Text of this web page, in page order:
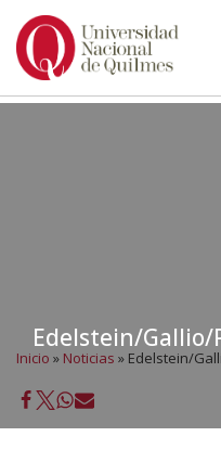
Ir
Edelstein/Gallio/
Inicio » Noticias » Edelstein/